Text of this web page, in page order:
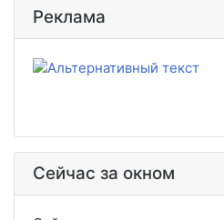
Реклама
Сейчас за окном